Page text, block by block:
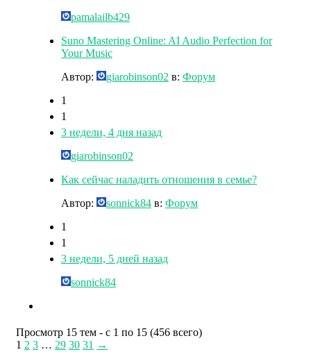
pamalailb429
Suno Mastering Online: AI Audio Perfection for
Your Music
Автор:
giarobinson02 в: Форум
1
1
3 недели, 4 дня назад
giarobinson02
Как сейчас наладить отношения в семье?
Автор:
sonnick84 в: Форум
1
1
3 недели, 5 дней назад
sonnick84
Просмотр 15 тем - с 1 по 15 (456 всего)
1 2 3 … 29 30 31 →